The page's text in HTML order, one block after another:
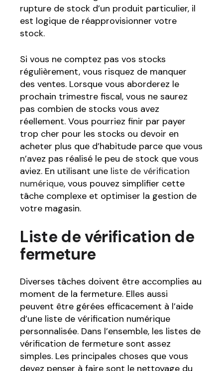
rupture de stock d’un produit particulier, il
est logique de réapprovisionner votre
stock.
Si vous ne comptez pas vos stocks
régulièrement, vous risquez de manquer
des ventes. Lorsque vous aborderez le
prochain trimestre fiscal, vous ne saurez
pas combien de stocks vous avez
réellement. Vous pourriez finir par payer
trop cher pour les stocks ou devoir en
acheter plus que d’habitude parce que vous
n’avez pas réalisé le peu de stock que vous
aviez. En utilisant une liste de vérification
numérique, vous pouvez simplifier cette
tâche complexe et optimiser la gestion de
votre magasin.
Liste de vérification de
fermeture
Diverses tâches doivent être accomplies au
moment de la fermeture. Elles aussi
peuvent être gérées efficacement à l’aide
d’une liste de vérification numérique
personnalisée. Dans l’ensemble, les listes de
vérification de fermeture sont assez
simples. Les principales choses que vous
devez penser à faire sont le nettoyage du